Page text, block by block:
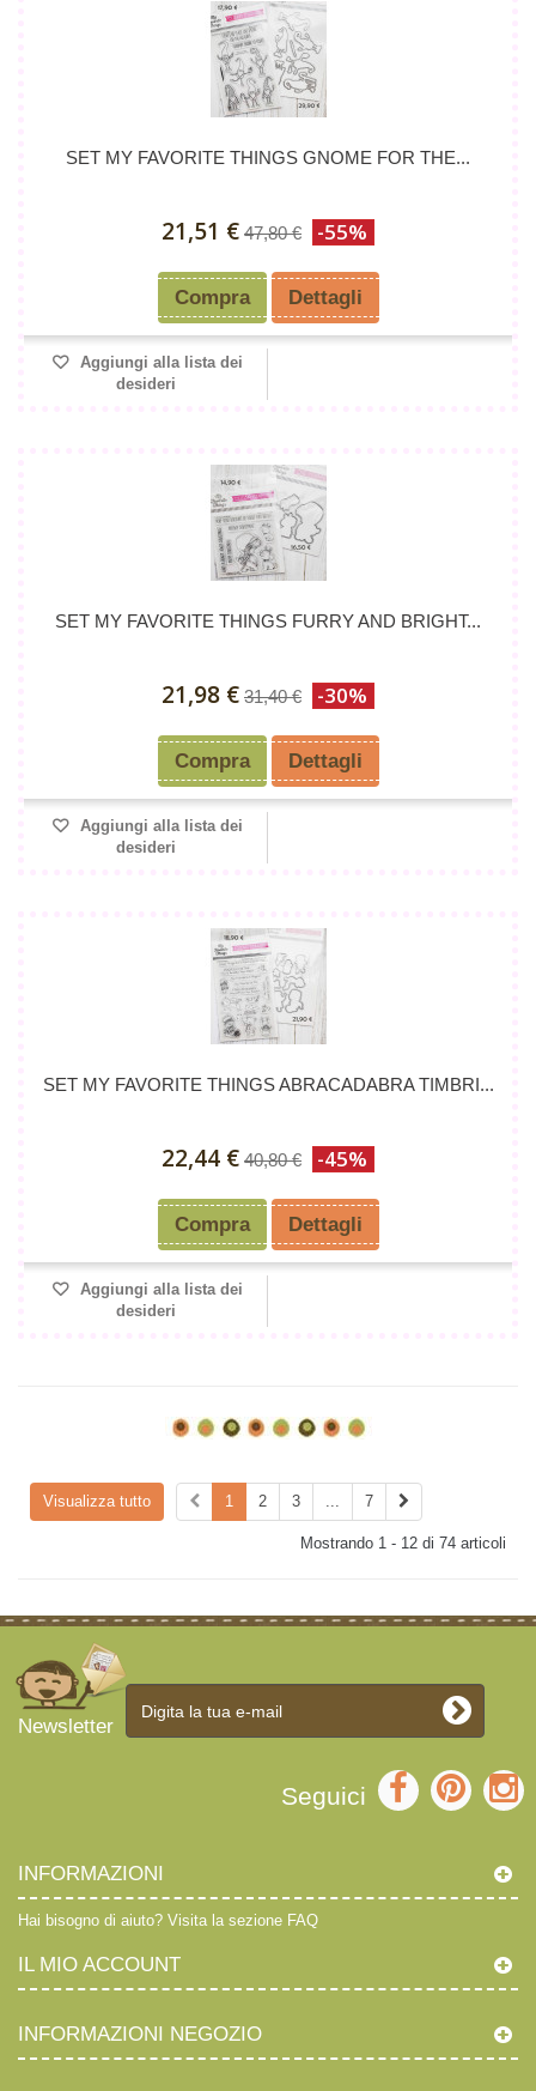
SET MY FAVORITE THINGS GNOME FOR THE...
21,51 € 47,80 € -55%
Compra Dettagli
Aggiungi alla lista dei
desideri
SET MY FAVORITE THINGS FURRY AND BRIGHT...
21,98 € 31,40 € -30%
Compra Dettagli
Aggiungi alla lista dei
desideri
SET MY FAVORITE THINGS ABRACADABRA TIMBRI...
22,44 € 40,80 € -45%
Compra Dettagli
Aggiungi alla lista dei
desideri
Visualizza tutto 1 2 3 ... 7
Mostrando 1 - 12 di 74 articoli
Newsletter
Seguici
INFORMAZIONI
Hai bisogno di aiuto? Visita la sezione FAQ
IL MIO ACCOUNT
INFORMAZIONI NEGOZIO